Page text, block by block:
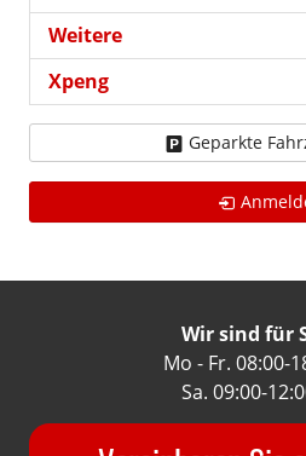
Weitere
Xpeng
Geparkte
Wir sind für
Mo - Fr. 08:00-
Sa. 09:00-